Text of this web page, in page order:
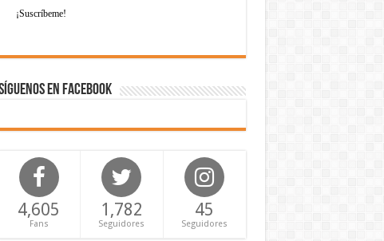
en Facebook
4,605
Fans
1,782
Seguidores
45
Seguidores